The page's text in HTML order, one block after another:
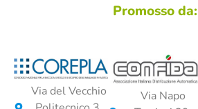
Promosso da:
Via del Vecchio
Via Napo